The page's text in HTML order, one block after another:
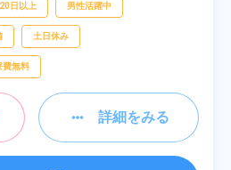
日以上 男性活躍中
土日休み
費無料
詳細をみる